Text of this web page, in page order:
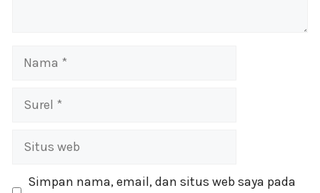
Nama
Surel
Situs
Simpan nama, email, dan situs web saya pada